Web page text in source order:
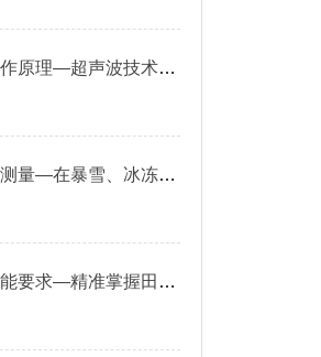
雪深传感器工作原理—超声波技术对雪表面距离探测，对降雪量实时监测
雪深传感器的测量—在暴雪、冰冻等天气预警中发挥关键作用
雪深传感器性能要求—精准掌握田间积雪情况，合理安排除雪、保温措施